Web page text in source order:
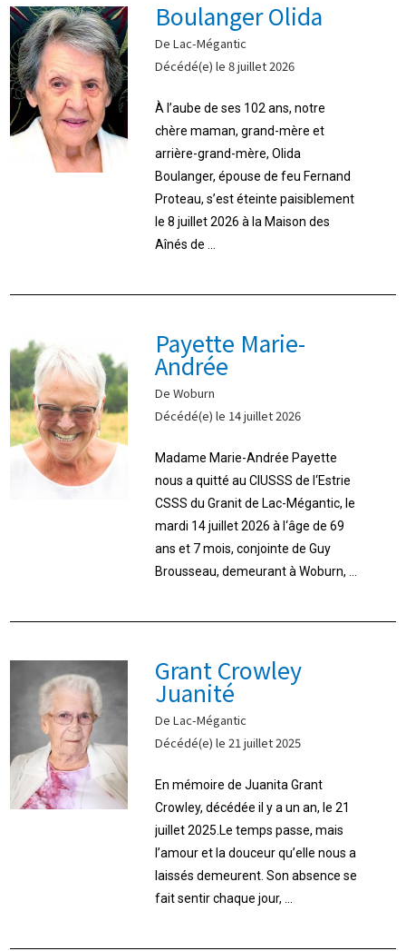
Boulanger Olida
De Lac-Mégantic
Décédé(e) le 8 juillet 2026
À l’aube de ses 102 ans, notre
chère maman, grand-mère et
arrière-grand-mère, Olida
Boulanger, épouse de feu Fernand
Proteau, s’est éteinte paisiblement
le 8 juillet 2026 à la Maison des
Aînés de ...
Payette Marie-
Andrée
De Woburn
Décédé(e) le 14 juillet 2026
Madame Marie-Andrée Payette
nous a quitté au CIUSSS de l‘Estrie
CSSS du Granit de Lac-Mégantic, le
mardi 14 juillet 2026 à l‘âge de 69
ans et 7 mois, conjointe de Guy
Brousseau, demeurant à Woburn, ...
Grant Crowley
Juanité
De Lac-Mégantic
Décédé(e) le 21 juillet 2025
En mémoire de Juanita Grant
Crowley, décédée il y a un an, le 21
juillet 2025.Le temps passe, mais
l’amour et la douceur qu’elle nous a
laissés demeurent. Son absence se
fait sentir chaque jour, ...